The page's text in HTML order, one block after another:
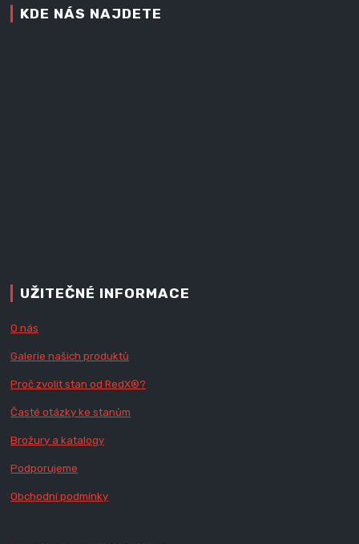
KDE NÁS NAJDETE
UŽITEČNÉ INFORMACE
O nás
Galerie našich produktů
Proč zvolit stan od RedX®?
Časté otázky ke stanům
Brožury a katalogy
Podporujeme
Obchodní podmínky